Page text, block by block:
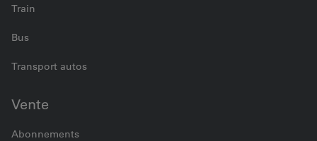
Train
Bus
Transport autos
Vente
Abonnements